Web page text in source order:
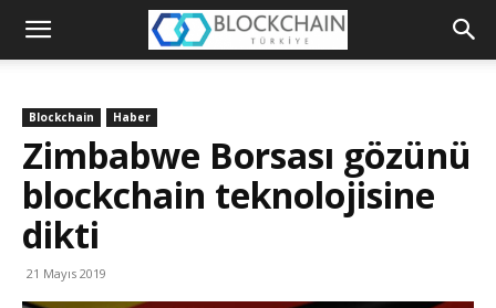
Blockchain
Platformu
Blockchain Haber
Zimbabwe Borsası gözünü
blockchain teknolojisine
dikti
21 Mayıs 2019